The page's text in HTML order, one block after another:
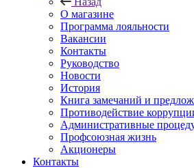
О магазине
Программа лояльности
Вакансии
Контакты
Руководство
Новости
История
Книга замечаний и
Противодействие
Административные
Профсоюзная жизнь
Акционеры
Контакты